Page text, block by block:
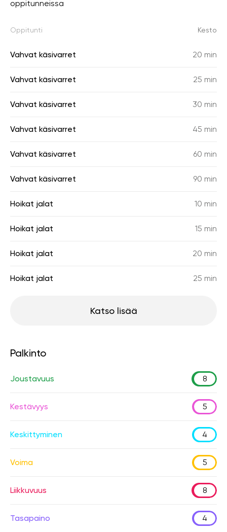
oppitunneissa
Oppitunti Kesto
Vahvat käsivarret 20 min
Vahvat käsivarret 25 min
Vahvat käsivarret 30 min
Vahvat käsivarret 45 min
Vahvat käsivarret 60 min
Vahvat käsivarret 90 min
Hoikat jalat 10 min
Hoikat jalat 15 min
Hoikat jalat 20 min
Hoikat jalat 25 min
Katso lisää
Palkinto
Joustavuus 8
Kestävyys 5
Keskittyminen 4
Voima 5
Liikkuvuus 8
Tasapaino 4